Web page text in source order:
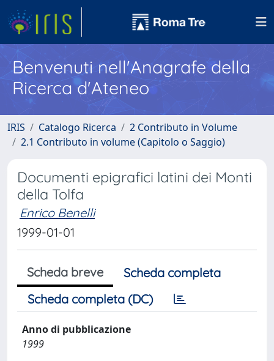
Benvenuti nell'Anagrafe della
Ricerca d'Ateneo
IRIS Catalogo Ricerca
2 Contributo in Volume
2.1 Contributo in volume (Capitolo o Saggio)
Documenti epigrafici latini dei Monti
della Tolfa
Enrico Benelli
1999-01-01
Scheda breve
Scheda completa
Scheda completa (DC)
Anno di pubblicazione
1999